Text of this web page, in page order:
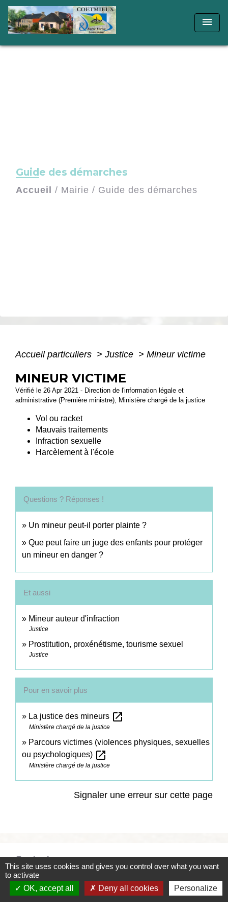
menu
Guide des démarches
Accueil / Mairie / Guide des démarches
Accueil particuliers > Justice > Mineur victime
MINEUR VICTIME
Vérifié le 26 Apr 2021 - Direction de l'information légale et
administrative (Première ministre), Ministère chargé de la justice
Vol ou racket
Mauvais traitements
Infraction sexuelle
Harcèlement à l'école
Questions ? Réponses !
Un mineur peut-il porter plainte ?
Que peut faire un juge des enfants pour protéger
un mineur en danger ?
Et aussi
Mineur auteur d'infraction
Justice
Prostitution, proxénétisme, tourisme sexuel
Justice
Pour en savoir plus
La justice des mineurs open_in_new
Ministère chargé de la justice
Parcours victimes (violences physiques, sexuelles
ou psychologiques) open_in_new
Ministère chargé de la justice
Signaler une erreur sur cette page
Contacts
Commune de Coëtmieux
3, rue de la Mairie
22400 Coëtmieux - FRANCE
This site uses cookies and gives you control over what you want
to activate
OK, accept all
Deny all cookies Personalize